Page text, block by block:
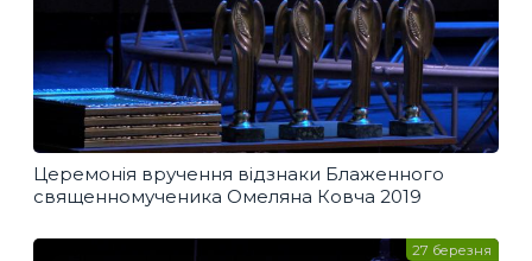
Церемонія вручення відзнаки Блаженного
священномученика Омеляна Ковча 2019
27 березня